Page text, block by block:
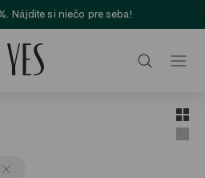
Nájdite si niečo pre seba!